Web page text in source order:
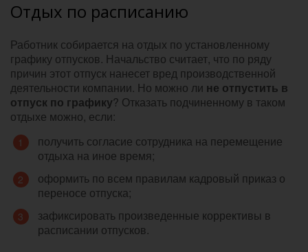
Отдых по расписанию
Работник собирается на отдых по установленному
графику отпусков. Начальство считает, что по ряду
причин этот отпуск нанесет вред производственной
деятельности компании. Но можно ли не отпустить в
отпуск по графику? Отказать подчиненному в таком
отдыхе можно, если:
получить согласие сотрудника на перемещение
отдыха на иное время;
оформить по всем правилам кадровый приказ о
переносе отпуска;
зафиксировать произведенные коррективы в
расписании отпусков.